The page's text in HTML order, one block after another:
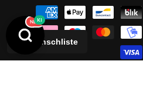
Zahlungsmethoden
Wunschliste